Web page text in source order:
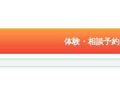
体験・相談予約